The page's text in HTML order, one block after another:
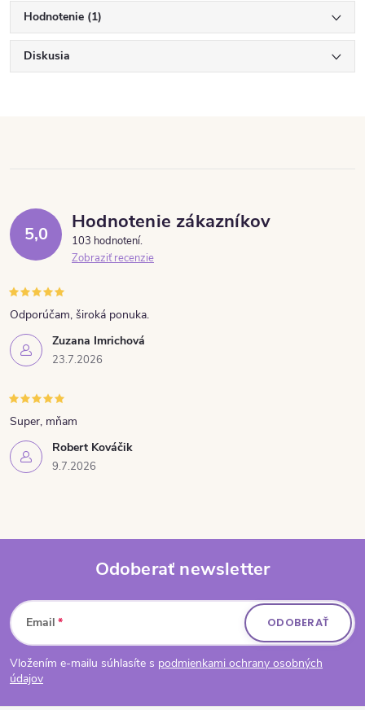
Hodnotenie (1)
Diskusia
5,0
Hodnotenie zákazníkov
103 hodnotení
Zobraziť recenzie
Zuzana Imrichová
23.7.2026
Odporúčam, široká ponuka.
Robert Kováčik
9.7.2026
Super, mňam
Zápätie
Odoberať newsletter
Email
Vložením e-mailu súhlasíte s podmienkami ochrany osobných
údajov
ODOBERAŤ